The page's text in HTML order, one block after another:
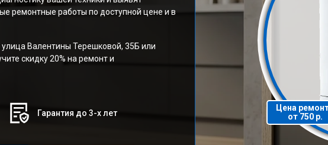
ремонтные работы по доступной цене и в
Валентины Терешковой, 35Б или
скидку 20% на ремонт и
Гарантия до 3-х лет
Цена
от 750 р.